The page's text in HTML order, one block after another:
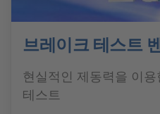
브레이크 테스트
현실적인 제동력을 이
테스트